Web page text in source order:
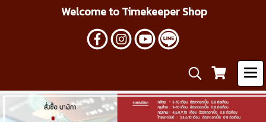
Welcome to Timekeeper Shop